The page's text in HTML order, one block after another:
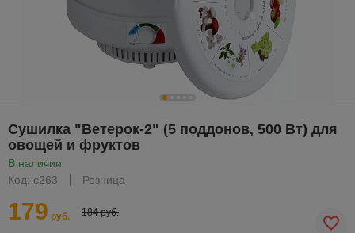
Сушилка "Ветерок-2" (5 поддонов, 500 Вт) для
овощей и фруктов
В наличии
Код: с263
Розница
179 руб. 184 руб.